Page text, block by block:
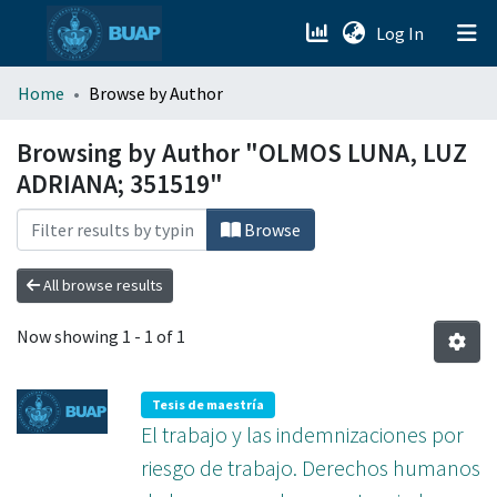
Log In (current)
menu.section.about_menu
All of DSpace
Home Browse by Author
Browsing by Author "OLMOS LUNA, LUZ
ADRIANA; 351519"
Browse
All browse results
Now showing 1 - 1 of 1
Tesis de maestría
El trabajo y las indemnizaciones por
riesgo de trabajo. Derechos humanos